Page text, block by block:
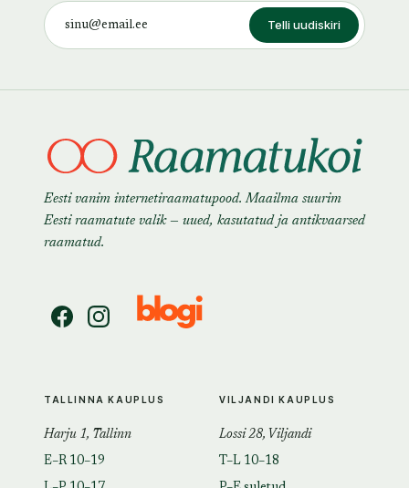
Telli uudiskiri
Eesti vanim internetiraamatupood. Maailma suurim
Eesti raamatute valik — uued, kasutatud ja antikvaarsed
raamatud.
TALLINNA KAUPLUS
Harju 1, Tallinn
E–R 10–19
VILJANDI KAUPLUS
Lossi 28, Viljandi
T–L 10–18